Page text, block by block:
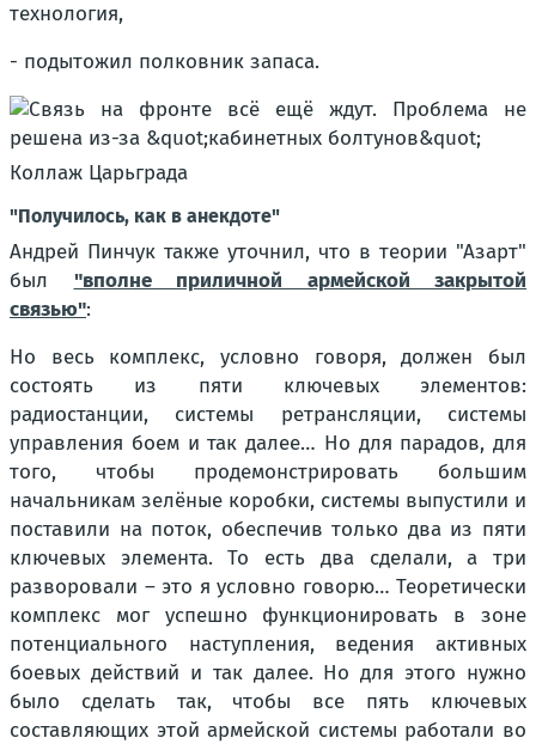
технология,
- подытожил полковник запаса.
Коллаж Царьграда
"Получилось, как в анекдоте"
Андрей Пинчук также уточнил, что в теории "Азарт"
был "вполне приличной армейской закрытой
связью":
Но весь комплекс, условно говоря, должен был
состоять из пяти ключевых элементов:
радиостанции, системы ретрансляции, системы
управления боем и так далее… Но для парадов, для
того, чтобы продемонстрировать большим
начальникам зелёные коробки, системы выпустили и
поставили на поток, обеспечив только два из пяти
ключевых элемента. То есть два сделали, а три
разворовали – это я условно говорю… Теоретически
комплекс мог успешно функционировать в зоне
потенциального наступления, ведения активных
боевых действий и так далее. Но для этого нужно
было сделать так, чтобы все пять ключевых
составляющих этой армейской системы работали во